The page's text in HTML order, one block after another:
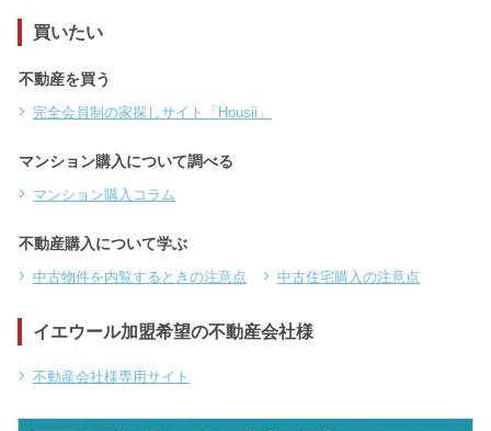
買いたい
不動産を買う
完全会員制の家探しサイト「Housii」
マンション購入について調べる
マンション購入コラム
不動産購入について学ぶ
中古物件を内覧するときの注意点 中古住宅購入の注意点
イエウール加盟希望の不動産会社様
不動産会社様専用サイト